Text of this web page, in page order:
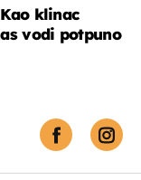
klinac
vodi potpuno